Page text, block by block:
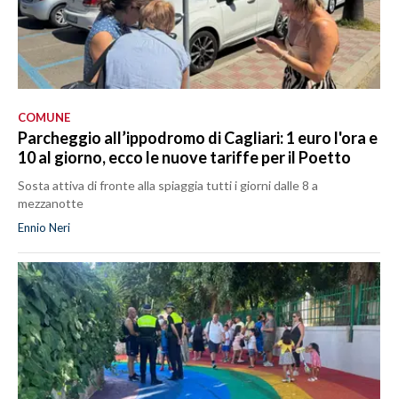
COMUNE
Parcheggio all’ippodromo di Cagliari: 1 euro l'ora e
10 al giorno, ecco le nuove tariffe per il Poetto
Sosta attiva di fronte alla spiaggia tutti i giorni dalle 8 a
mezzanotte
Ennio Neri